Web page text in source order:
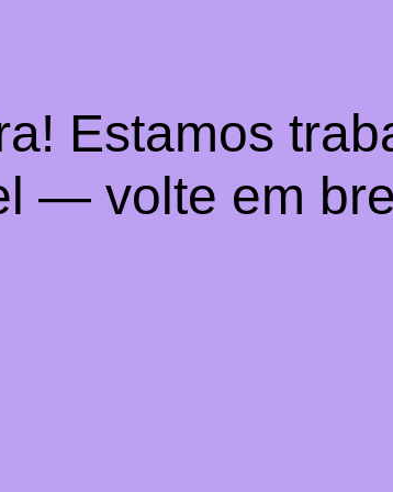
Estamos
— volte em